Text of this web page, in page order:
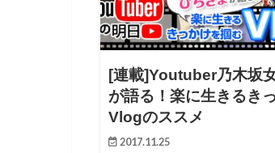
[連載]Youtuber乃木坂
が語る！楽に生きるき
Vlogのススメ
2017.11.25